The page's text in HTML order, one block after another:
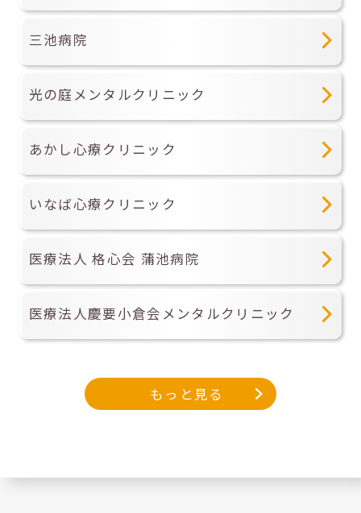
三池病院
光の庭メンタルクリニック
あかし心療クリニック
いなば心療クリニック
医療法人 格心会 蒲池病院
医療法人慶要小倉会メンタルクリニック
もっと見る